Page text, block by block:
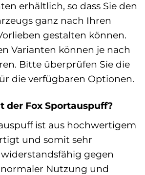
erhältlich, so dass Sie den
ganz nach Ihren
gestalten können.
Varianten können je nach
Bitte überprüfen Sie die
die verfügbaren Optionen.
der Fox Sportauspuff?
ist aus hochwertigem
und somit sehr
gegen
normaler Nutzung und